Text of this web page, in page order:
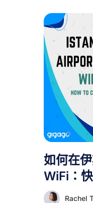
如何在
WiFi：
Rachel